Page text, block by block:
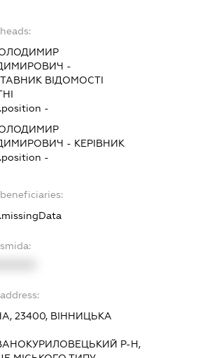
-
ВІДОМОСТІ
-
- КЕРІВНИК
-
23400, ВІННИЦЬКА
Р-Н,